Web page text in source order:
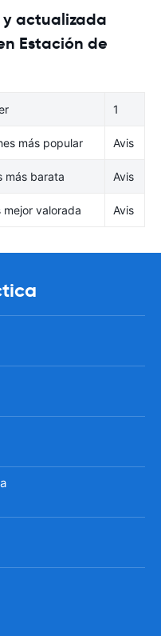
actualizada
Estación de
1
más popular Avis
más barata Avis
valorada Avis